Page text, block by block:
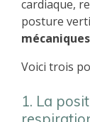
cardiaque,
posture
Voici trois
1. La